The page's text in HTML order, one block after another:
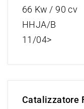
66 Kw / 90 cv
HHJA/B
11/04>
Catalizzatore